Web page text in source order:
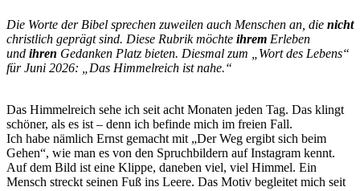
Die Worte der Bibel sprechen zuweilen auch Menschen an, die nicht
christlich geprägt sind. Diese Rubrik möchte ihrem Erleben
und ihren Gedanken Platz bieten. Diesmal zum „Wort des Lebens“
für Juni 2026: „Das Himmelreich ist nahe.“
Das Himmelreich sehe ich seit acht Monaten jeden Tag. Das klingt
schöner, als es ist – denn ich befinde mich im freien Fall.
Ich habe nämlich Ernst gemacht mit „Der Weg ergibt sich beim
Gehen“, wie man es von den Spruchbildern auf Instagram kennt.
Auf dem Bild ist eine Klippe, daneben viel, viel Himmel. Ein
Mensch streckt seinen Fuß ins Leere. Das Motiv begleitet mich seit